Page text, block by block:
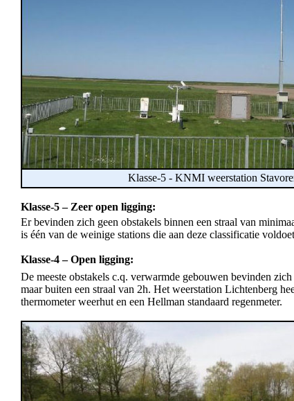
Klasse-5 - KNMI weerstation
Klasse-5 – Zeer open ligging:
Er bevinden zich geen obstakels binnen een straal van
is één van de weinige stations die aan deze classificatie
Klasse-4 – Open ligging:
De meeste obstakels c.q. verwarmde gebouwen bevinden
maar buiten een straal van 2h. Het weerstation Lichtenberg
thermometer weerhut en een Hellman standaard regenmeter.